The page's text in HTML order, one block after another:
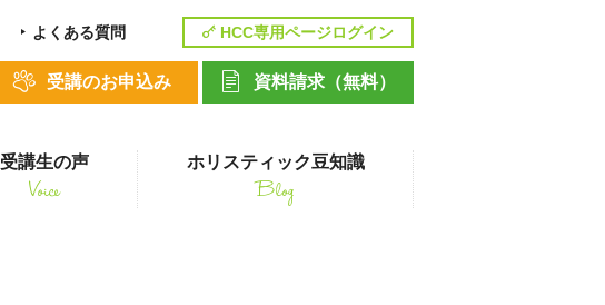
受講生の声
Voice
ホリスティック豆知識
Blog
受講のお申込み 資料請求（無料）
HCC専用ページログイン
よくある質問